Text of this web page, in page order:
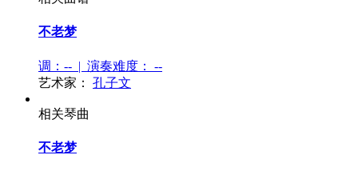
不老梦
调：-- | 演奏难度：
--
艺术家：
孔子文
相关琴曲
不老梦